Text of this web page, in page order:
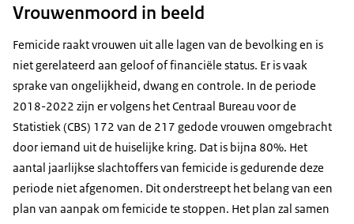
Vrouwenmoord in beeld
Femicide raakt vrouwen uit alle lagen van de bevolking en is
niet gerelateerd aan geloof of financiële status. Er is vaak
sprake van ongelijkheid, dwang en controle. In de periode
2018-2022 zijn er volgens het Centraal Bureau voor de
Statistiek (CBS) 172 van de 217 gedode vrouwen omgebracht
door iemand uit de huiselijke kring. Dat is bijna 80%. Het
aantal jaarlijkse slachtoffers van femicide is gedurende deze
periode niet afgenomen. Dit onderstreept het belang van een
plan van aanpak om femicide te stoppen. Het plan zal samen